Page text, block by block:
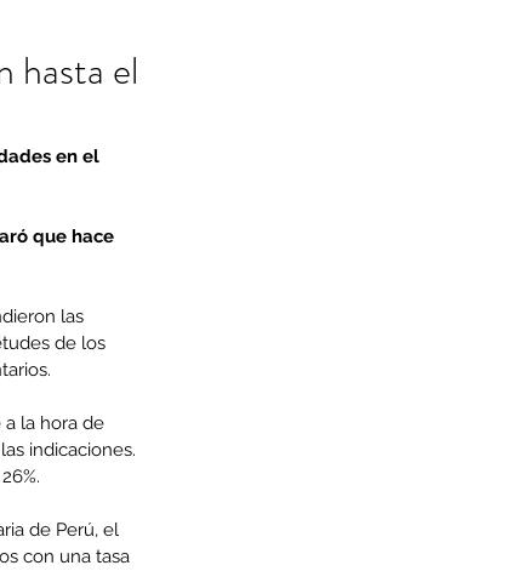
hasta el
en el
que hace
las
de los
la hora de
indicaciones.
de Perú, el
con una tasa